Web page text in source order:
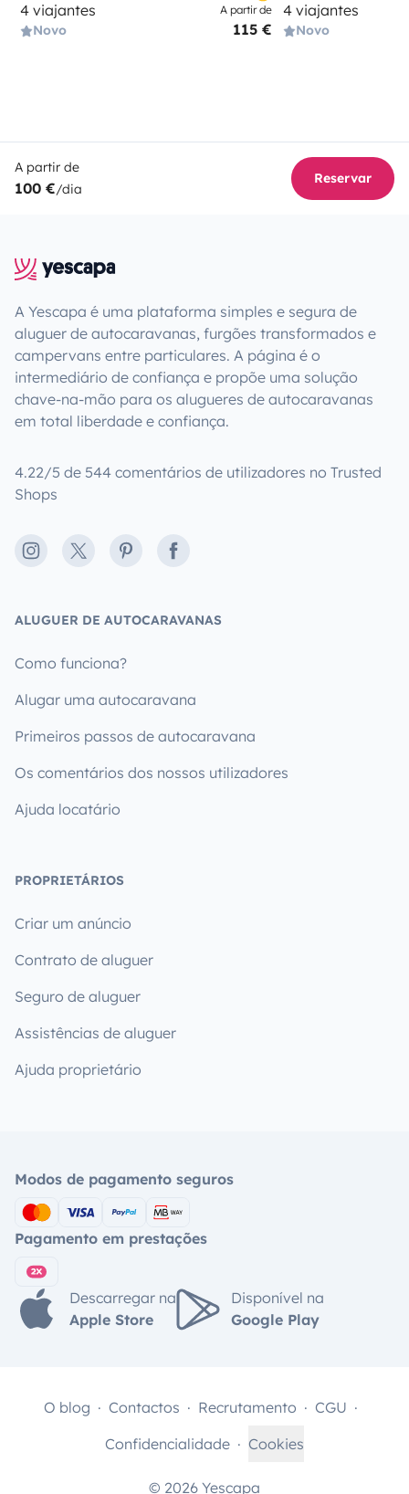
4 viajantes
Novo
A partir de
115 €
4 viajantes
Novo
A partir de
100 €/dia
Reservar
A Yescapa é uma plataforma simples e segura de
aluguer de autocaravanas, furgões transformados e
campervans entre particulares. A página é o
intermediário de confiança e propõe uma solução
chave-na-mão para os alugueres de autocaravanas
em total liberdade e confiança.
4.22/5 de 544 comentários de utilizadores no Trusted
Shops
Instagram
X PinterestFacebook
ALUGUER DE AUTOCARAVANAS
Como funciona?
Alugar uma autocaravana
Primeiros passos de autocaravana
Os comentários dos nossos utilizadores
Ajuda locatário
PROPRIETÁRIOS
Criar um anúncio
Contrato de aluguer
Seguro de aluguer
Assistências de aluguer
Ajuda proprietário
Modos de pagamento seguros
Pagamento em prestações
Descarregar na
Apple Store
Disponível na
Google Play
© 2026 Yescapa
O blog Contactos Recrutamento
CGU
Confidencialidade
Cookies